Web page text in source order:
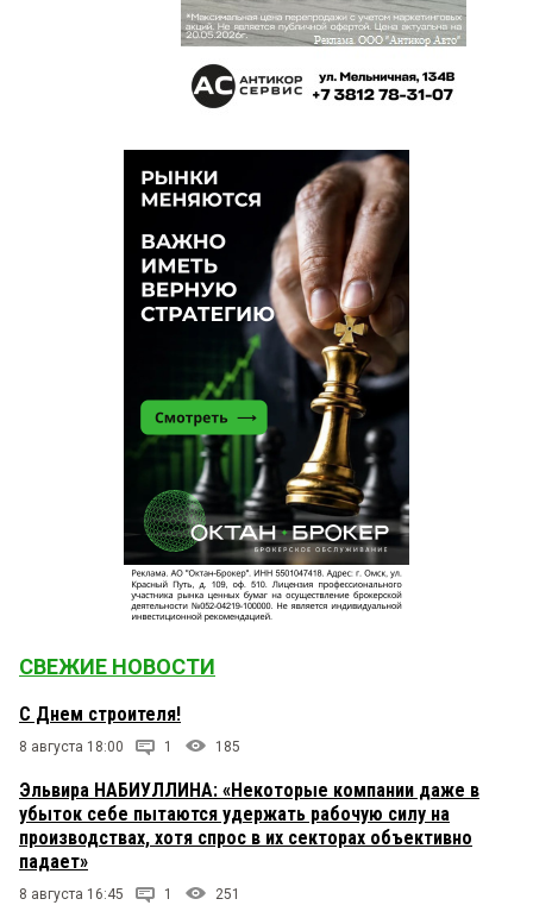
СВЕЖИЕ НОВОСТИ
С Днем строителя!
8 августа 18:00 1 185
Эльвира НАБИУЛЛИНА: «Некоторые компании даже в
убыток себе пытаются удержать рабочую силу на
производствах, хотя спрос в их секторах объективно
падает»
8 августа 16:45 1 251